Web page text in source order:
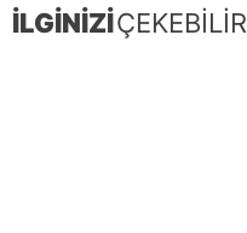
İLGİNİZİÇEKEBİLİR